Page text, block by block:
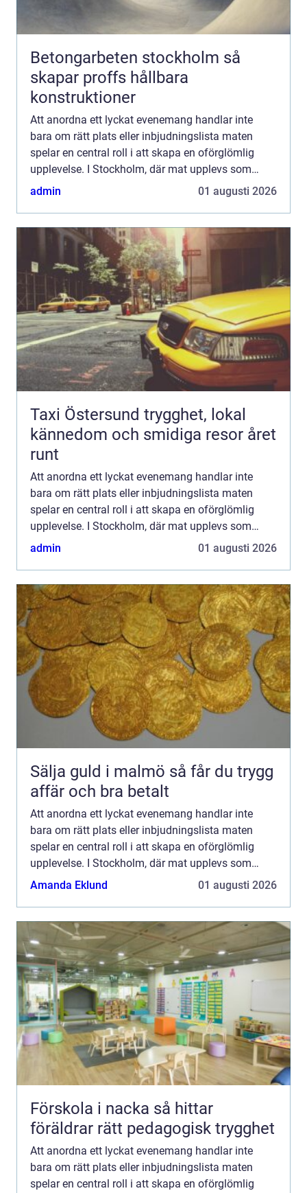
Betongarbeten stockholm så
skapar proffs hållbara
konstruktioner
Att anordna ett lyckat evenemang handlar inte
bara om rätt plats eller inbjudningslista maten
spelar en central roll i att skapa en oförglömlig
upplevelse. I Stockholm, där mat upplevs som
konst, har catering blivit ett populä...
admin 01 augusti 2026
Taxi Östersund trygghet, lokal
kännedom och smidiga resor året
runt
Att anordna ett lyckat evenemang handlar inte
bara om rätt plats eller inbjudningslista maten
spelar en central roll i att skapa en oförglömlig
upplevelse. I Stockholm, där mat upplevs som
konst, har catering blivit ett populä...
admin 01 augusti 2026
Sälja guld i malmö så får du trygg
affär och bra betalt
Att anordna ett lyckat evenemang handlar inte
bara om rätt plats eller inbjudningslista maten
spelar en central roll i att skapa en oförglömlig
upplevelse. I Stockholm, där mat upplevs som
konst, har catering blivit ett populä...
Amanda Eklund 01 augusti 2026
Förskola i nacka så hittar
föräldrar rätt pedagogisk trygghet
Att anordna ett lyckat evenemang handlar inte
bara om rätt plats eller inbjudningslista maten
spelar en central roll i att skapa en oförglömlig